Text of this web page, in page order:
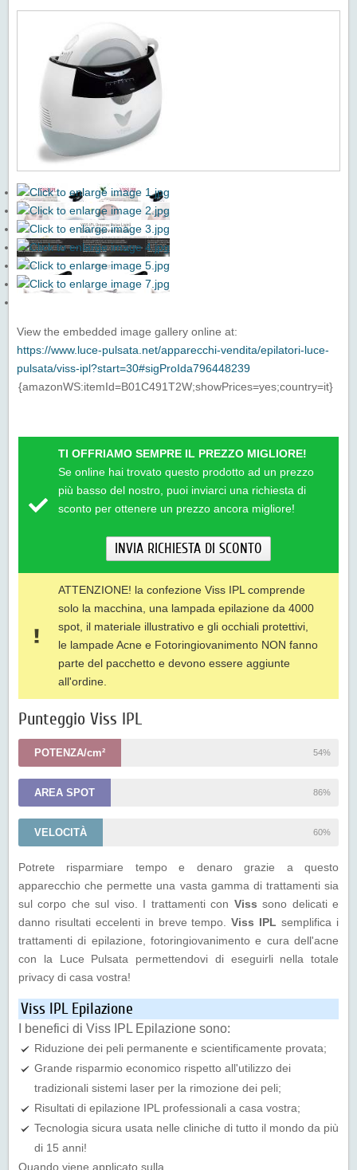
View the embedded image gallery online at:
https://www.luce-pulsata.net/apparecchi-vendita/epilatori-luce-
pulsata/viss-ipl?start=30#sigProIda796448239
{amazonWS:itemId=B01C491T2W;showPrices=yes;country=it}
TI OFFRIAMO SEMPRE IL PREZZO MIGLIORE!
Se online hai trovato questo prodotto ad un prezzo
più basso del nostro, puoi inviarci una richiesta di
sconto per ottenere un prezzo ancora migliore!
INVIA RICHIESTA DI SCONTO
ATTENZIONE! la confezione Viss IPL comprende
solo la macchina, una lampada epilazione da 4000
spot, il materiale illustrativo e gli occhiali protettivi,
le lampade Acne e Fotoringiovanimento NON fanno
parte del pacchetto e devono essere aggiunte
all'ordine.
Punteggio Viss IPL
POTENZA/cm² 54%
AREA SPOT 86%
VELOCITÀ 60%
Potrete risparmiare tempo e denaro grazie a questo
apparecchio che permette una vasta gamma di trattamenti sia
sul corpo che sul viso. I trattamenti con Viss sono delicati e
danno risultati eccelenti in breve tempo.Viss IPL semplifica i
trattamenti di epilazione, fotoringiovanimento e cura dell'acne
con la Luce Pulsata permettendovi di eseguirli nella totale
privacy di casa vostra!
Viss IPL Epilazione
I benefici di Viss IPL Epilazione sono:
Riduzione dei peli permanente e scientificamente provata;
Grande risparmio economico rispetto all'utilizzo dei
tradizionali sistemi laser per la rimozione dei peli;
Risultati di epilazione IPL professionali a casa vostra;
Tecnologia sicura usata nelle cliniche di tutto il mondo da più
di 15 anni!
Quando viene applicato sulla